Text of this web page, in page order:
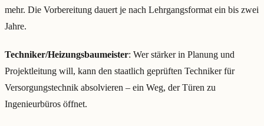
mehr. Die Vorbereitung dauert je nach Lehrgangsformat ein bis zwei
Jahre.
Techniker/Heizungsbaumeister: Wer stärker in Planung und
Projektleitung will, kann den staatlich geprüften Techniker für
Versorgungstechnik absolvieren – ein Weg, der Türen zu
Ingenieurbüros öffnet.